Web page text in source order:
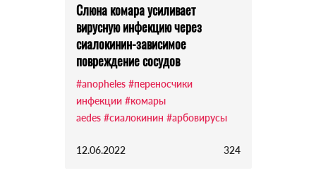
Слюна комара усиливает
вирусную инфекцию через
сиалокинин-зависимое
повреждение сосудов
#anopheles #переносчики
инфекции #комары
aedes #сиалокинин #арбовирусы
12.06.2022 324